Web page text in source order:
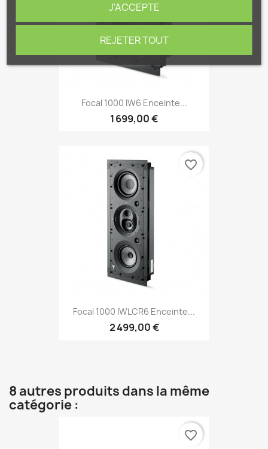
Focal 1000 IW6 Enceinte...
1 699,00 €
Focal 1000 IWLCR6 Enceinte...
2 499,00 €
favorite_border
8 autres produits dans la même
catégorie :
favorite_border
REJETER TOUT
J'ACCEPTE